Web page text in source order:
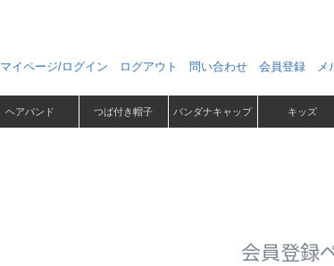
マイページ/ログイン ログアウト 問い合わせ 会員登録 メ
ヘアバンド つば付き帽子 バンダナキャップ キッズ
会員登録